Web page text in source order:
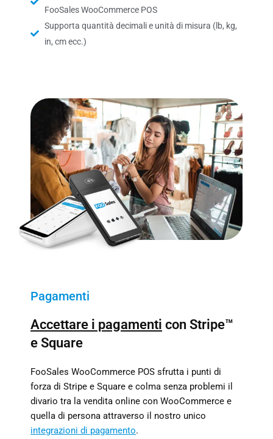
FooSales WooCommerce POS
Supporta quantità decimali e unità di misura (lb, kg,
in, cm ecc.)
Pagamenti
Accettare i pagamenti con Stripe™
e Square
FooSales WooCommerce POS sfrutta i punti di
forza di Stripe e Square e colma senza problemi il
divario tra la vendita online con WooCommerce e
quella di persona attraverso il nostro unico
integrazioni di pagamento.